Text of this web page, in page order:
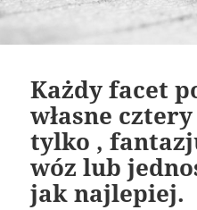
Każdy facet
własne
tylko ,
wóz lub
jak najlepiej.